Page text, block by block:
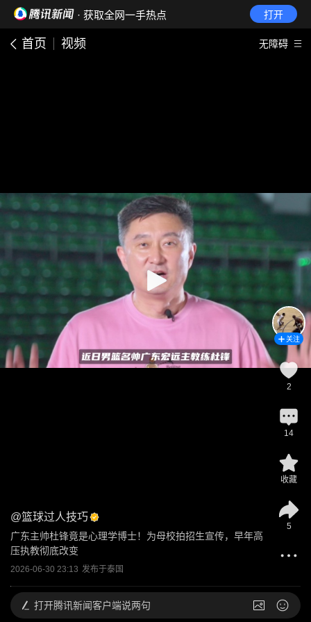
· 获取全网一手热点 打开
首页 视频 无障碍
@篮球过人技巧
广东主帅杜锋竟是心理学博士！为母校拍招生宣传，早年高
压执教彻底改变
2026-06-30 23:13 发布于泰国
关注
2
14
收藏
5
打开腾讯新闻客户端说两句